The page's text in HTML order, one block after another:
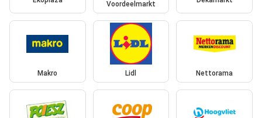
Voordeelmarkt
Makro Lidl Nettorama